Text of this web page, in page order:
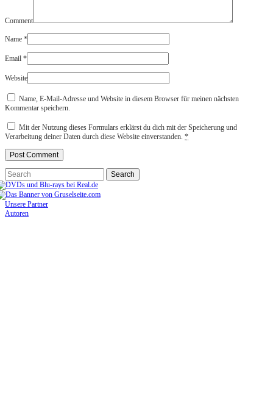
Comment
Name *
Email *
Website
Name, E-Mail-Adresse und Website in diesem Browser für meinen nächsten
Kommentar speichern.
Mit der Nutzung dieses Formulars erklärst du dich mit der Speicherung und
Verarbeitung deiner Daten durch diese Website einverstanden. *
Unsere Partner
Autoren